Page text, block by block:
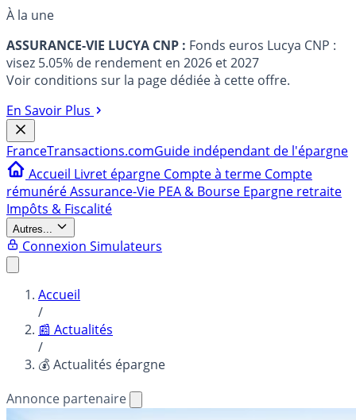
À la une
ASSURANCE-VIE LUCYA CNP : Fonds euros Lucya CNP :
visez 5.05% de rendement en 2026 et 2027
Voir conditions sur la page dédiée à cette offre.
En Savoir Plus
FranceTransactions.comGuide indépendant de l'épargne
Accueil Livret épargne Compte à terme Compte
rémunéréAssurance-Vie PEA & Bourse Epargne retraite
Impôts & Fiscalité
Autres...
Connexion Simulateurs
Accueil
/
📰 Actualités
/
💰 Actualités épargne
Annonce partenaire